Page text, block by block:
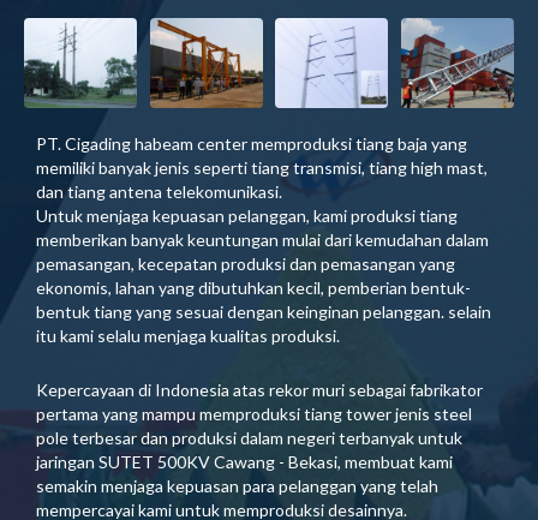
PT. Cigading habeam center memproduksi tiang baja yang
memiliki banyak jenis seperti tiang transmisi, tiang high mast,
dan tiang antena telekomunikasi.
Untuk menjaga kepuasan pelanggan, kami produksi tiang
memberikan banyak keuntungan mulai dari kemudahan dalam
pemasangan, kecepatan produksi dan pemasangan yang
ekonomis, lahan yang dibutuhkan kecil, pemberian bentuk-
bentuk tiang yang sesuai dengan keinginan pelanggan. selain
itu kami selalu menjaga kualitas produksi.
Kepercayaan di Indonesia atas rekor muri sebagai fabrikator
pertama yang mampu memproduksi tiang tower jenis steel
pole terbesar dan produksi dalam negeri terbanyak untuk
jaringan SUTET 500KV Cawang - Bekasi, membuat kami
semakin menjaga kepuasan para pelanggan yang telah
mempercayai kami untuk memproduksi desainnya.